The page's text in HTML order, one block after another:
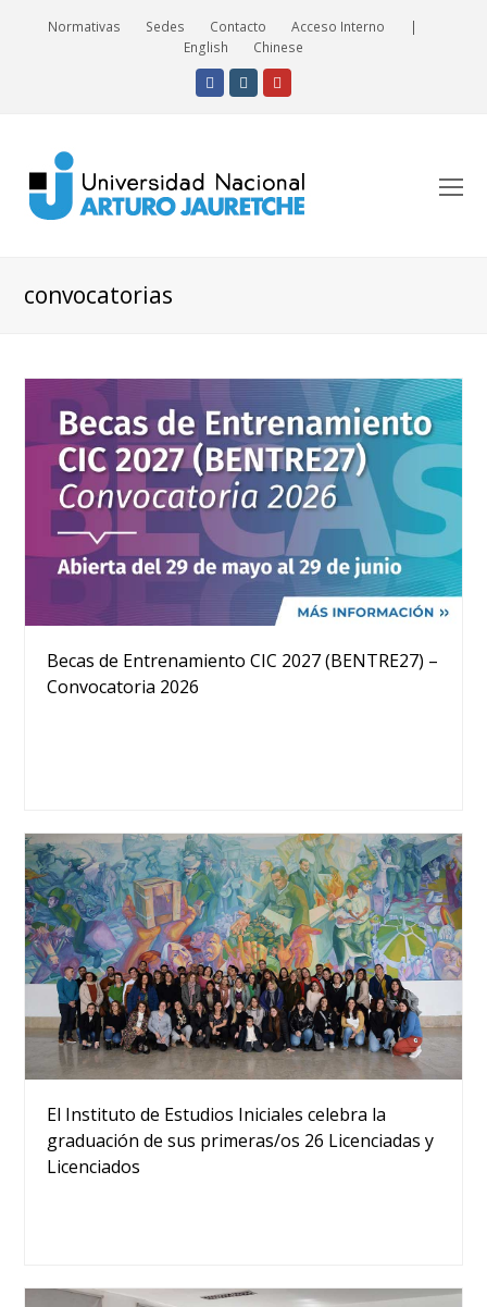
Normativas Sedes Contacto Acceso Interno
|
English
Chinese
FacebookInstagram
convocatorias
Becas de Entrenamiento CIC 2027 (BENTRE27) –
Convocatoria 2026
El Instituto de Estudios Iniciales celebra la
graduación de sus primeras/os 26 Licenciadas y
Licenciados